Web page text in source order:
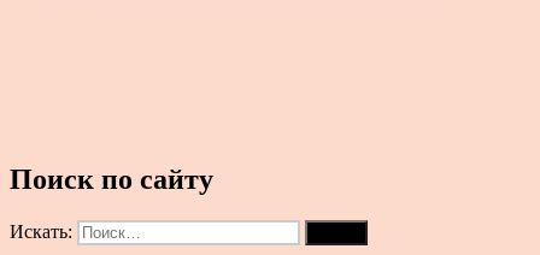
Поиск по сайту
Искать: